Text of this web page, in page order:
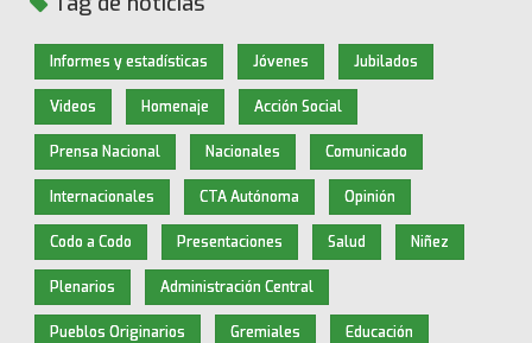
Informes y estadísticas Jóvenes Jubilados
Videos Homenaje Acción Social
Prensa Nacional Nacionales Comunicado
Internacionales CTA Autónoma Opinión
Codo a Codo Presentaciones Salud Niñez
Plenarios Administración Central
Pueblos Originarios Gremiales Educación